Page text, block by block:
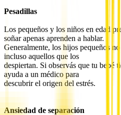
Pesadillas
Los pequeños y los niños en edad
soñar apenas aprenden a hablar.
Generalmente, los hijos pequeños
incluso aquellos que los
despiertan. Si observás que tu bebé
ayuda a un médico para
descubrir el origen del estrés.
Ansiedad de separación